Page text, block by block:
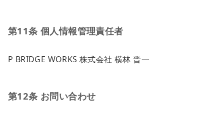
第11条 個人情報管理責任者
P BRIDGE WORKS 株式会社 横林 晋一
第12条 お問い合わせ